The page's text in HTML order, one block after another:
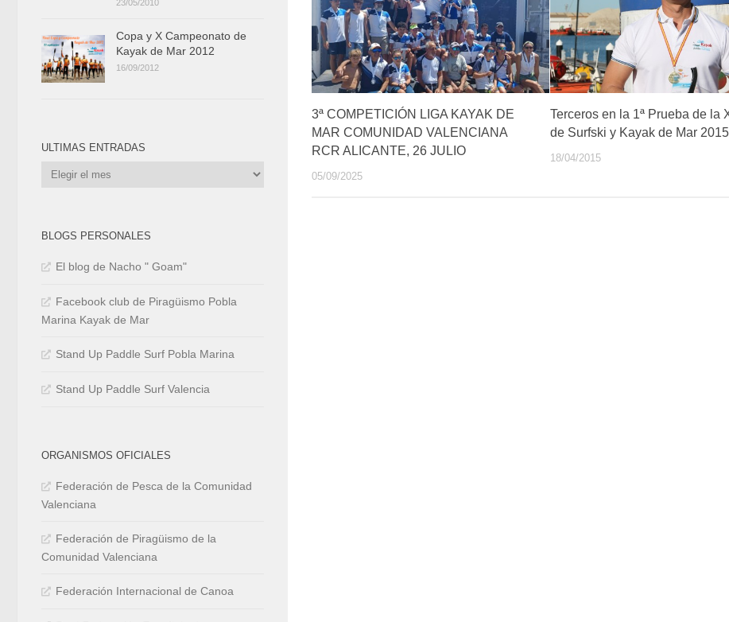
3ª COMPETICIÓN LIGA KAYAK DE
MAR COMUNIDAD VALENCIANA
RCR ALICANTE, 26 JULIO
05/09/2025
Terceros en la 1ª Prueba de la
de Surfski y Kayak de Mar 2015
18/04/2015
23/05/2010
Copa y X Campeonato de
Kayak de Mar 2012
16/09/2012
ULTIMAS ENTRADAS
Ultimas
BLOGS PERSONALES
El blog de Nacho " Goam"
Facebook club de Piragüismo Pobla
Marina Kayak de Mar
Stand Up Paddle Surf Pobla Marina
Stand Up Paddle Surf Valencia
ORGANISMOS OFICIALES
Federación de Pesca de la Comunidad
Valenciana
Federación de Piragüismo de la
Comunidad Valenciana
Federación Internacional de Canoa